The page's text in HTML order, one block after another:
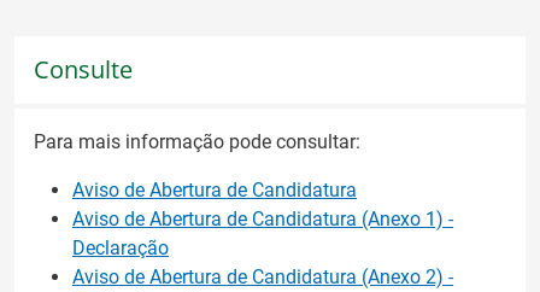
Consulte
Para mais informação pode consultar:
Aviso de Abertura de Candidatura
Aviso de Abertura de Candidatura (Anexo 1) -
Declaração
Aviso de Abertura de Candidatura (Anexo 2) -